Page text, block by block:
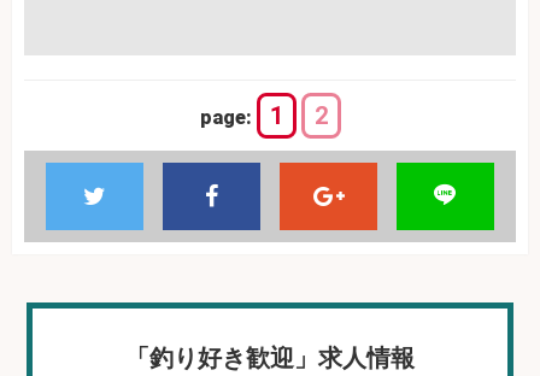
page: 1 2
「釣り好き歓迎」求人情報